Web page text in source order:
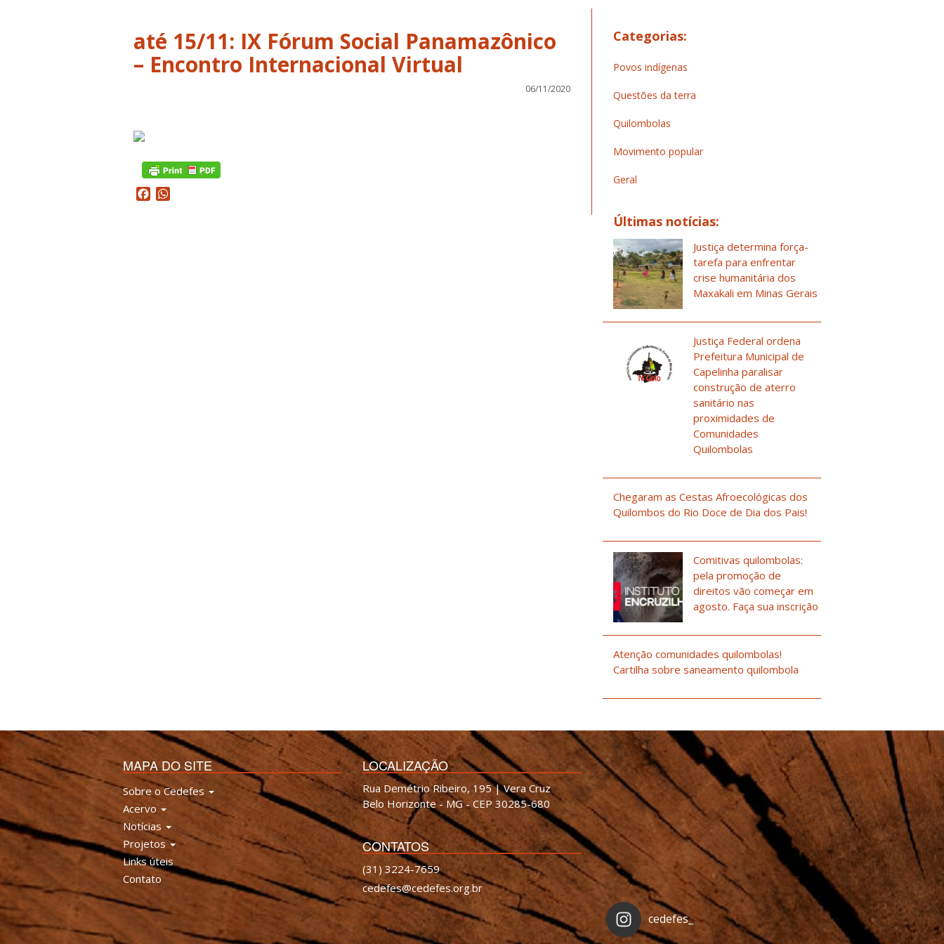
até 15/11: IX Fórum Social Panamazônico
– Encontro Internacional Virtual
06/11/2020
Facebook
Categorias:
Povos indígenas
Questões da terra
Quilombolas
Movimento popular
Geral
Últimas notícias:
Justiça determina força-
tarefa para enfrentar
crise humanitária dos
Maxakali em Minas Gerais
Justiça Federal ordena
Prefeitura Municipal de
Capelinha paralisar
construção de aterro
sanitário nas
proximidades de
Comunidades
Quilombolas
Chegaram as Cestas Afroecológicas dos
Quilombos do Rio Doce de Dia dos Pais!
Comitivas quilombolas:
pela promoção de
direitos vão começar em
agosto. Faça sua inscrição
Atenção comunidades quilombolas!
Cartilha sobre saneamento quilombola
MAPA DO SITE
Sobre o Cedefes
Acervo
Notícias
Projetos
Links úteis
Contato
LOCALIZAÇÃO
Rua Demétrio Ribeiro, 195 | Vera Cruz
Belo Horizonte - MG - CEP 30285-680
CONTATOS
(31) 3224-7659
cedefes@cedefes.org.br
cedefes_